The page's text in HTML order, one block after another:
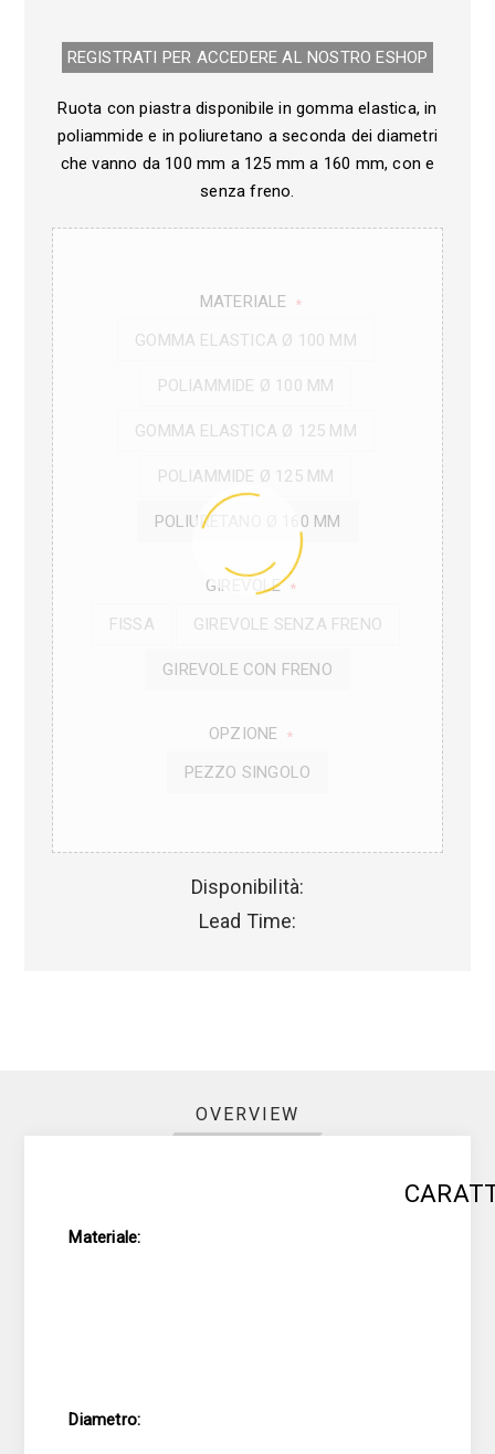
REGISTRATI PER ACCEDERE AL NOSTRO E­SHOP
Ruota con piastra disponibile in gomma elastica, in
poliammide e in poliuretano a seconda dei diametri
che vanno da 100 mm a 125 mm a 160 mm, con e
senza freno.
MATERIALE *
GOMMA ELASTICA Ø 100 MM
POLIAMMIDE Ø 100 MM
GOMMA ELASTICA Ø 125 MM
POLIAMMIDE Ø 125 MM
POLIURETANO Ø 160 MM
GIREVOLE *
FISSA GIREVOLE SENZA FRENO
GIREVOLE CON FRENO
OPZIONE *
PEZZO SINGOLO
Disponibilità:
Lead Time:
OVERVIEW
Materiale:
Diametro: